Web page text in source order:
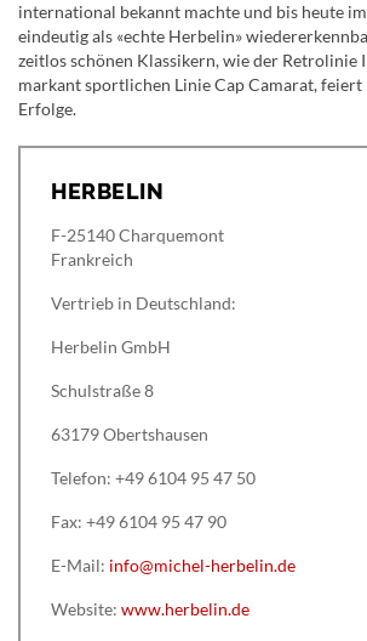
international bekannt machte und bis heute
eindeutig als «echte Herbelin»
zeitlos schönen Klassikern, wie der Retrolinie
markant sportlichen Linie Cap Camarat,
Erfolge.
HERBELIN
F-25140 Charquemont
Frankreich
Vertrieb in Deutschland:
Herbelin GmbH
Schulstraße 8
63179 Obertshausen
Telefon: +49 6104 95 47 50
Fax: +49 6104 95 47 90
E-Mail: info@michel-herbelin.de
Website: www.herbelin.de